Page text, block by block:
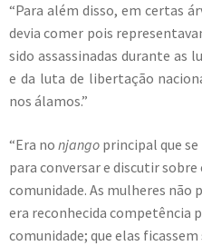
“Para além disso, em certas
devia comer pois
sido assassinadas durante as
e da luta de libertação
nos álamos.”
“Era no njango principal que
para conversar e discutir
comunidade. As mulheres não
era reconhecida competência
comunidade; que elas